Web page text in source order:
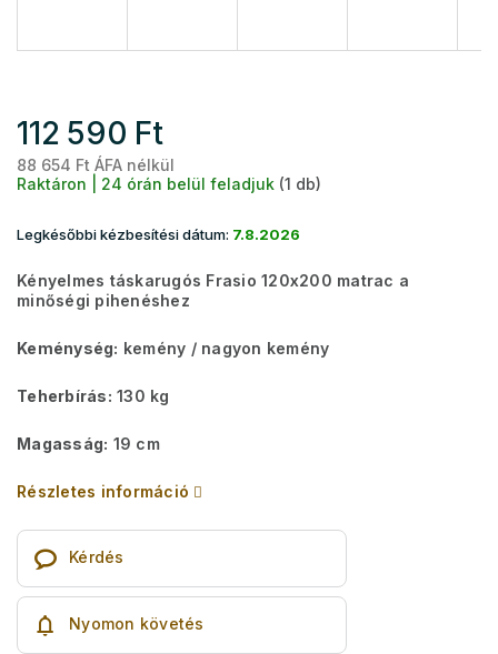
112 590 Ft
88 654 Ft ÁFA nélkül
Raktáron | 24 órán belül feladjuk (1 db)
Legkésőbbi kézbesítési dátum: 7.8.2026
Kényelmes táskarugós Frasio 120x200 matrac a
minőségi pihenéshez
Keménység: kemény / nagyon kemény
Teherbírás: 130 kg
Magasság: 19 cm
Részletes információ
Kérdés
Nyomon követés